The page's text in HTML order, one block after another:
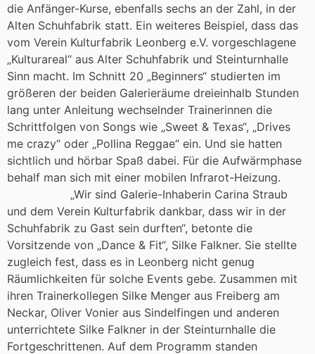
die Anfänger-Kurse, ebenfalls sechs an der Zahl, in der
Alten Schuhfabrik statt. Ein weiteres Beispiel, dass das
vom Verein Kulturfabrik Leonberg e.V. vorgeschlagene
„Kulturareal“ aus Alter Schuhfabrik und Steinturnhalle
Sinn macht. Im Schnitt 20 „Beginners“ studierten im
größeren der beiden Galerieräume dreieinhalb Stunden
lang unter Anleitung wechselnder Trainerinnen die
Schrittfolgen von Songs wie „Sweet & Texas“, „Drives
me crazy“ oder „Pollina Reggae“ ein. Und sie hatten
sichtlich und hörbar Spaß dabei. Für die Aufwärmphase
behalf man sich mit einer mobilen Infrarot-Heizung.
„Wir sind Galerie-Inhaberin Carina Straub
und dem Verein Kulturfabrik dankbar, dass wir in der
Schuhfabrik zu Gast sein durften“, betonte die
Vorsitzende von „Dance & Fit“, Silke Falkner. Sie stellte
zugleich fest, dass es in Leonberg nicht genug
Räumlichkeiten für solche Events gebe. Zusammen mit
ihren Trainerkollegen Silke Menger aus Freiberg am
Neckar, Oliver Vonier aus Sindelfingen und anderen
unterrichtete Silke Falkner in der Steinturnhalle die
Fortgeschrittenen. Auf dem Programm standen